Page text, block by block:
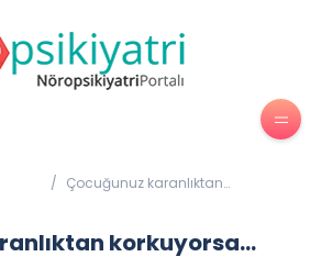
/ Çocuğunuz karanlıktan
korkuyorsa...